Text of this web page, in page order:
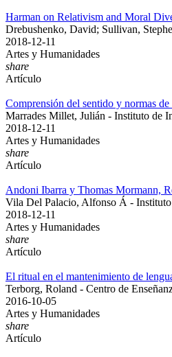
Harman on Relativism and Moral
Drebushenko, David; Sullivan,
2018-12-11
Artes y Humanidades
share
Artículo
Comprensión del sentido y normas
Marrades Millet, Julián - Instituto de
2018-12-11
Artes y Humanidades
share
Artículo
Andoni Ibarra y Thomas Mormann,
Vila Del Palacio, Alfonso Á -
2018-12-11
Artes y Humanidades
share
Artículo
El ritual en el mantenimiento de
Terborg, Roland - Centro de
2016-10-05
Artes y Humanidades
share
Artículo